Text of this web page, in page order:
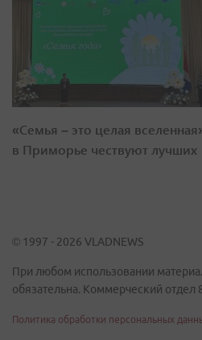
«Семья – это целая
в Приморье чествуют лучших
© 1997 - 2026 VLADNEWS
При любом использовании
обязательна. Коммерческий отдел
Политика обработки персональных